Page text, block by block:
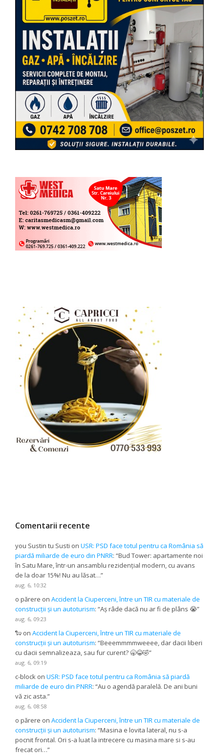
Comentarii recente
you Sustin tu Susti onUSR: PSD face totul pentru ca România să
piardă miliarde de euro din PNRR: “Bud Tower: apartamente noi
în Satu Mare, într-un ansamblu rezidențial modern, cu avans
de la doar 15%! Nu au lăsat…”
aug. 6, 10:32
o părere onAccident la Ciuperceni, între un TIR cu materiale de
construcții și un autoturism: “Aș râde dacă nu ar fi de plâns 😭”
aug. 6, 09:23
🐑 onAccident la Ciuperceni, între un TIR cu materiale de
construcții și un autoturism: “Beeemmmmweeee, dar dacii liberi
cu dacii semnalizeaza, sau fur curent? 🥱😂🤣”
aug. 6, 09:19
c-block onUSR: PSD face totul pentru ca România să piardă
miliarde de euro din PNRR: “Au o agendă paralelă. De ani buni
vă zic asta.”
aug. 6, 08:58
o părere onAccident la Ciuperceni, între un TIR cu materiale de
construcții și un autoturism: “Masina e lovita lateral, nu s-a
pocnit frontal. Ori s-a luat la intrecere cu masina mare si s-au
frecat ori…”